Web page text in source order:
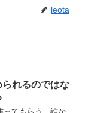
leota
れるのではな